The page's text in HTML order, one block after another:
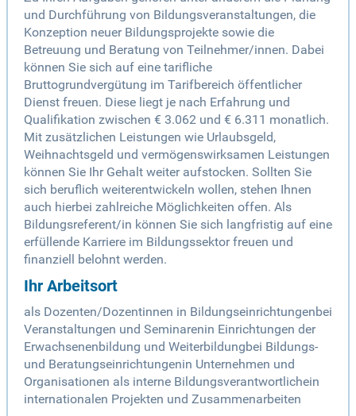
und Durchführung von Bildungsveranstaltungen, die
Konzeption neuer Bildungsprojekte sowie die
Betreuung und Beratung von Teilnehmer/innen. Dabei
können Sie sich auf eine tarifliche
Bruttogrundvergütung im Tarifbereich öffentlicher
Dienst freuen. Diese liegt je nach Erfahrung und
Qualifikation zwischen € 3.062 und € 6.311 monatlich.
Mit zusätzlichen Leistungen wie Urlaubsgeld,
Weihnachtsgeld und vermögenswirksamen Leistungen
können Sie Ihr Gehalt weiter aufstocken. Sollten Sie
sich beruflich weiterentwickeln wollen, stehen Ihnen
auch hierbei zahlreiche Möglichkeiten offen. Als
Bildungsreferent/in können Sie sich langfristig auf eine
erfüllende Karriere im Bildungssektor freuen und
finanziell belohnt werden.
Ihr Arbeitsort
als Dozenten/Dozentinnen in Bildungseinrichtungenbei
Veranstaltungen und Seminarenin Einrichtungen der
Erwachsenenbildung und Weiterbildungbei Bildungs-
und Beratungseinrichtungenin Unternehmen und
Organisationen als interne Bildungsverantwortlichein
internationalen Projekten und Zusammenarbeiten